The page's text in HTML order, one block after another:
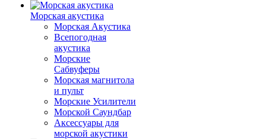
Морская акустика
Морская Акустика
Всепогодная
акустика
Морские
Сабвуферы
Морская магнитола
и пульт
Морские Усилители
Морской Cаундбар
Аксессуары для
морской акустики